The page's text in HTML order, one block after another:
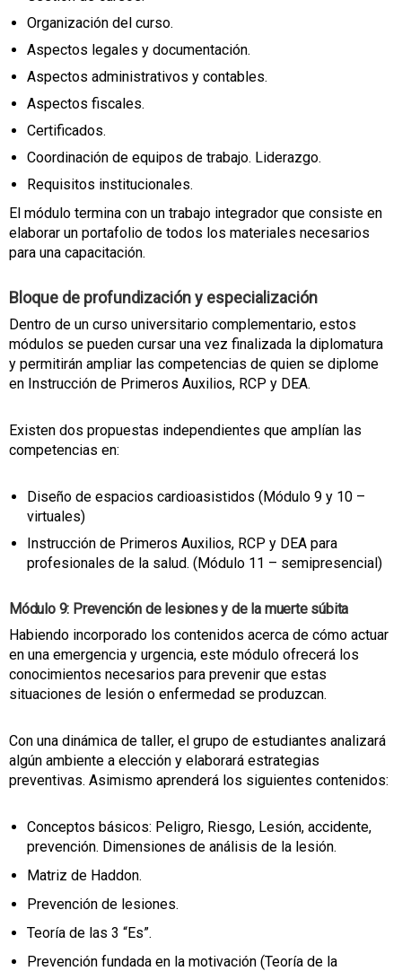
Organización del curso.
Aspectos legales y documentación.
Aspectos administrativos y contables.
Aspectos fiscales.
Certificados.
Coordinación de equipos de trabajo. Liderazgo.
Requisitos institucionales.
El módulo termina con un trabajo integrador que consiste en
elaborar un portafolio de todos los materiales necesarios
para una capacitación.
Bloque de profundización y especialización
Dentro de un curso universitario complementario, estos
módulos se pueden cursar una vez finalizada la diplomatura
y permitirán ampliar las competencias de quien se diplome
en Instrucción de Primeros Auxilios, RCP y DEA.
Existen dos propuestas independientes que amplían las
competencias en:
Diseño de espacios cardioasistidos (Módulo 9 y 10 –
virtuales)
Instrucción de Primeros Auxilios, RCP y DEA para
profesionales de la salud. (Módulo 11 – semipresencial)
Módulo 9: Prevención de lesiones y de la muerte súbita
Habiendo incorporado los contenidos acerca de cómo actuar
en una emergencia y urgencia, este módulo ofrecerá los
conocimientos necesarios para prevenir que estas
situaciones de lesión o enfermedad se produzcan.
Con una dinámica de taller, el grupo de estudiantes analizará
algún ambiente a elección y elaborará estrategias
preventivas. Asimismo aprenderá los siguientes contenidos:
Conceptos básicos: Peligro, Riesgo, Lesión, accidente,
prevención. Dimensiones de análisis de la lesión.
Matriz de Haddon.
Prevención de lesiones.
Teoría de las 3 “Es”.
Prevención fundada en la motivación (Teoría de la